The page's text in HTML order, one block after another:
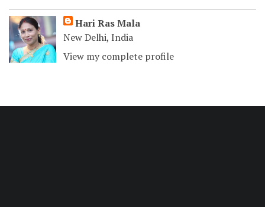
Hari Ras Mala
New Delhi, India
View my complete profile